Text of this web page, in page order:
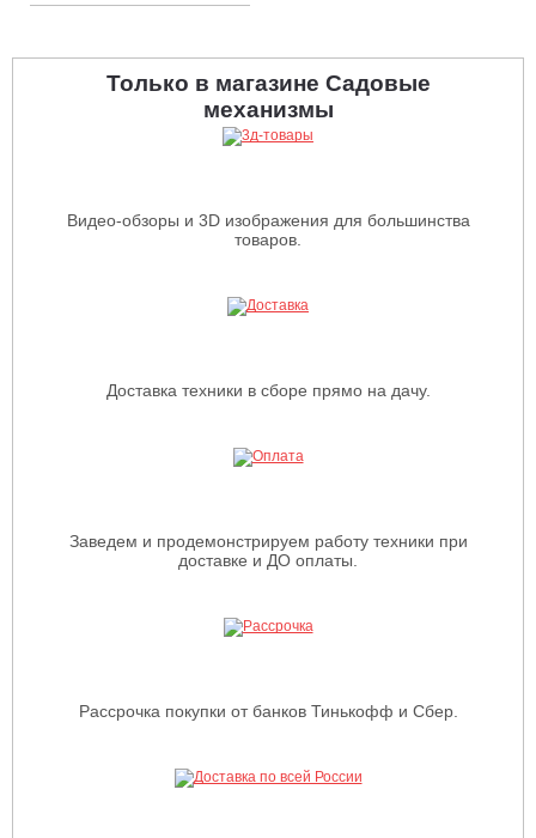
Только в магазине Садовые
механизмы
Видео-обзоры и 3D изображения для большинства
товаров.
Доставка техники в сборе прямо на дачу.
Заведем и продемонстрируем работу техники при
доставке и ДО оплаты.
Рассрочка покупки от банков Тинькофф и Сбер.